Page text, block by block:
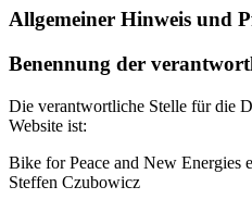
Allgemeiner Hinweis und
Benennung der
Die verantwortliche Stelle für die
Website ist:
Bike for Peace and New Energies
Steffen Czubowicz